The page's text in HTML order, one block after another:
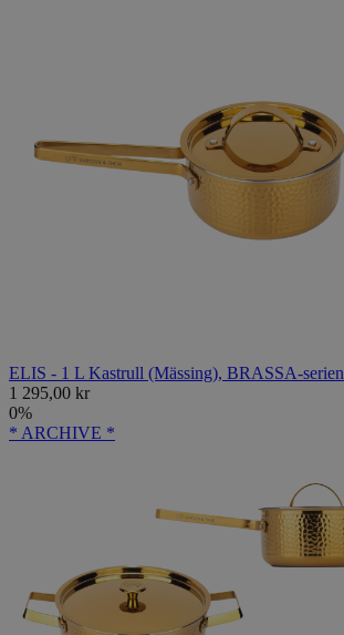
ELIS - 1 L Kastrull (Mässing), BRASSA-serien
1 295,00 kr
0%
* ARCHIVE *